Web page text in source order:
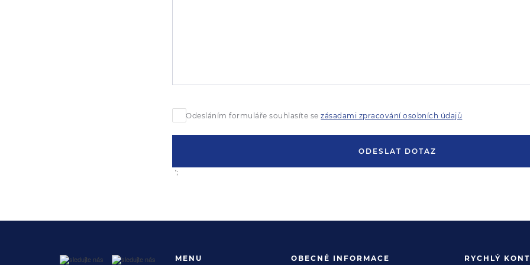
Odesláním formuláře souhlasíte sezásadami zpracování osobních údajů
ODESLAT DOTAZ
';
MENU OBECNÉ INFORMACE RYCHLÝ